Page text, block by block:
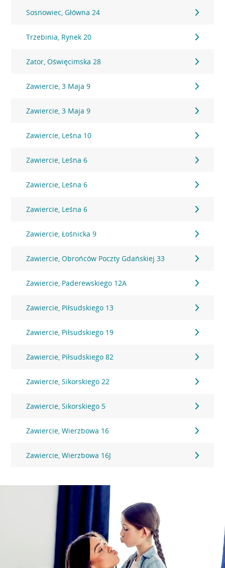
Sosnowiec, Główna 24
Trzebinia, Rynek 20
Zator, Oświęcimska 28
Zawiercie, 3 Maja 9
Zawiercie, 3 Maja 9
Zawiercie, Leśna 10
Zawiercie, Leśna 6
Zawiercie, Leśna 6
Zawiercie, Leśna 6
Zawiercie, Łośnicka 9
Zawiercie, Obrońców Poczty Gdańskiej 33
Zawiercie, Paderewskiego 12A
Zawiercie, Piłsudskiego 13
Zawiercie, Piłsudskiego 19
Zawiercie, Piłsudskiego 82
Zawiercie, Sikorskiego 22
Zawiercie, Sikorskiego 5
Zawiercie, Wierzbowa 16
Zawiercie, Wierzbowa 16J